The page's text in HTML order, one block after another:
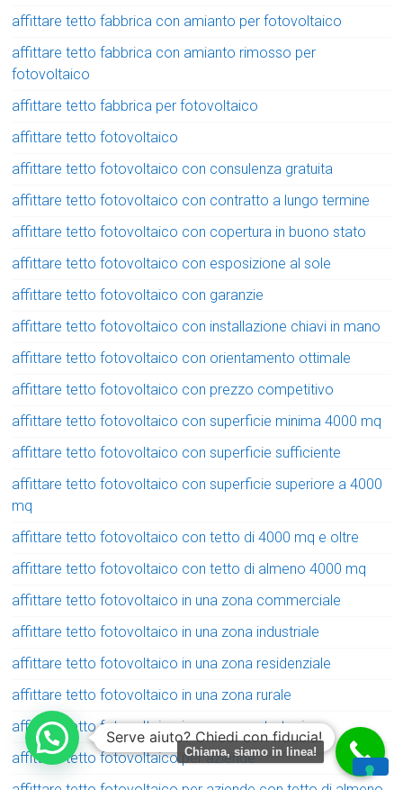
affittare tetto fabbrica con amianto per fotovoltaico
affittare tetto fabbrica con amianto rimosso per
fotovoltaico
affittare tetto fabbrica per fotovoltaico
affittare tetto fotovoltaico
affittare tetto fotovoltaico con consulenza gratuita
affittare tetto fotovoltaico con contratto a lungo termine
affittare tetto fotovoltaico con copertura in buono stato
affittare tetto fotovoltaico con esposizione al sole
affittare tetto fotovoltaico con garanzie
affittare tetto fotovoltaico con installazione chiavi in mano
affittare tetto fotovoltaico con orientamento ottimale
affittare tetto fotovoltaico con prezzo competitivo
affittare tetto fotovoltaico con superficie minima 4000 mq
affittare tetto fotovoltaico con superficie sufficiente
affittare tetto fotovoltaico con superficie superiore a 4000
mq
affittare tetto fotovoltaico con tetto di 4000 mq e oltre
affittare tetto fotovoltaico con tetto di almeno 4000 mq
affittare tetto fotovoltaico in una zona commerciale
affittare tetto fotovoltaico in una zona industriale
affittare tetto fotovoltaico in una zona residenziale
affittare tetto fotovoltaico in una zona rurale
affittare tetto fotovoltaico in una zona strategica
affittare tetto fotovoltaico per aziende
Serve aiuto? Chiedi con fiducia!
Chiama, siamo in linea!